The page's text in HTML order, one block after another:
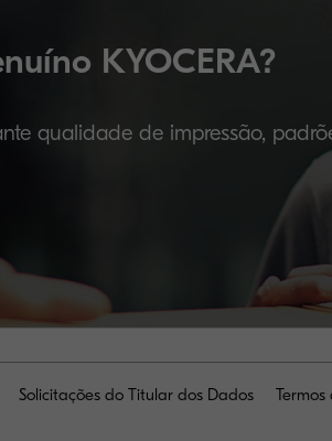
KYOCERA?
qualidade de impressão,
Solicitações do Titular dos Dados Termos